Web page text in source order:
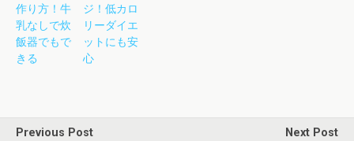
作り方！牛
乳なしで炊
飯器でもで
きる
ジ！低カロ
リーダイエ
ットにも安
心
Previous Post
Next Post